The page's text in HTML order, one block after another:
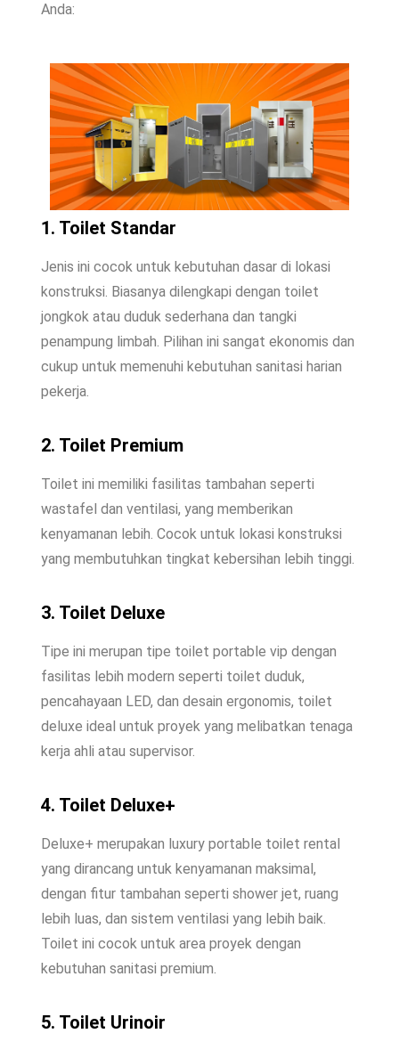
Anda:
1. Toilet Standar
Jenis ini cocok untuk kebutuhan dasar di lokasi
konstruksi. Biasanya dilengkapi dengan toilet
jongkok atau duduk sederhana dan tangki
penampung limbah. Pilihan ini sangat ekonomis dan
cukup untuk memenuhi kebutuhan sanitasi harian
pekerja.
2. Toilet Premium
Toilet ini memiliki fasilitas tambahan seperti
wastafel dan ventilasi, yang memberikan
kenyamanan lebih. Cocok untuk lokasi konstruksi
yang membutuhkan tingkat kebersihan lebih tinggi.
3. Toilet Deluxe
Tipe ini merupan tipe toilet portable vip dengan
fasilitas lebih modern seperti toilet duduk,
pencahayaan LED, dan desain ergonomis, toilet
deluxe ideal untuk proyek yang melibatkan tenaga
kerja ahli atau supervisor.
4. Toilet Deluxe+
Deluxe+ merupakan luxury portable toilet rental
yang dirancang untuk kenyamanan maksimal,
dengan fitur tambahan seperti shower jet, ruang
lebih luas, dan sistem ventilasi yang lebih baik.
Toilet ini cocok untuk area proyek dengan
kebutuhan sanitasi premium.
5. Toilet Urinoir